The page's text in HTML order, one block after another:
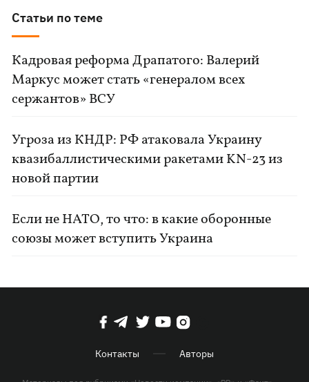
Статьи по теме
Кадровая реформа Драпатого: Валерий
Маркус может стать «генералом всех
сержантов» ВСУ
Угроза из КНДР: РФ атаковала Украину
квазибаллистическими ракетами KN-23 из
новой партии
Если не НАТО, то что: в какие оборонные
союзы может вступить Украина
Контакты Авторы